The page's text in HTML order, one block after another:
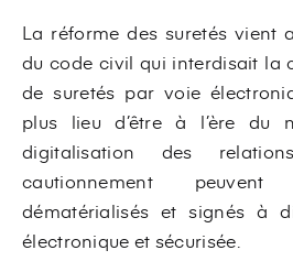
La réforme des suretés vient
du code civil qui interdisait la
de suretés par voie
plus lieu d’être à l’ère du
digitalisation des
cautionnement
dématérialisés et signés à
électronique et sécurisée.